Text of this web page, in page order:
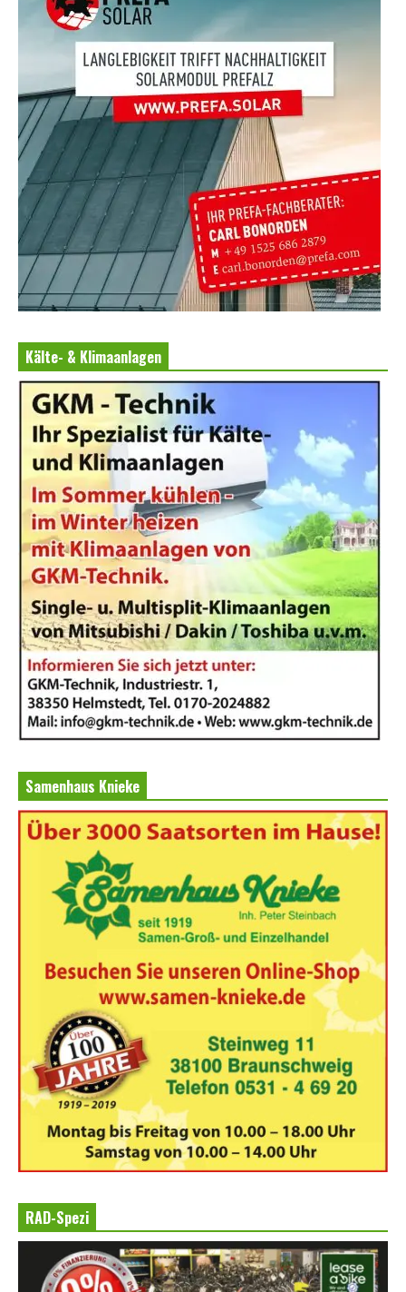
Kälte- & Klimaanlagen
Samenhaus Knieke
RAD-Spezi